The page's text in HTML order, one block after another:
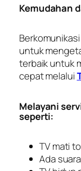
Kemudahan
untuk
terbaik untuk
cepat melalui
Melayani
seperti:
TV mati
Ada